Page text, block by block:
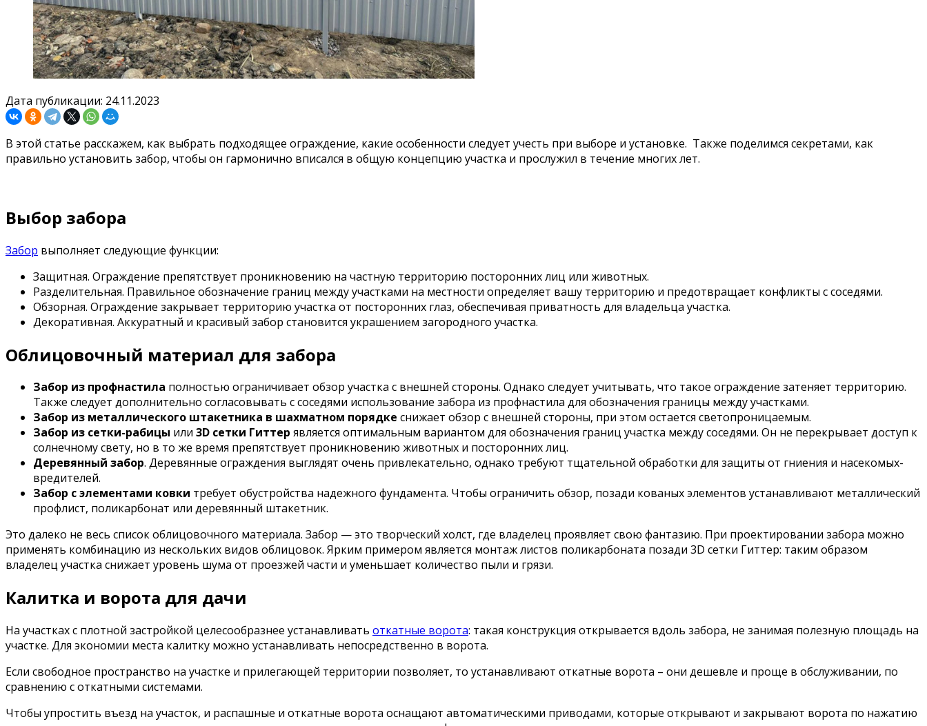
Дата публикации: 24.11.2023
В этой статье расскажем, как выбрать подходящее ограждение, какие особенности следует учесть при выборе и установке. Также поделимся секретами, как
правильно установить забор, чтобы он гармонично вписался в общую концепцию участка и прослужил в течение многих лет.
Выбор забора
Забор выполняет следующие функции:
Защитная. Ограждение препятствует проникновению на частную территорию посторонних лиц или животных.
Разделительная. Правильное обозначение границ между участками на местности определяет вашу территорию и предотвращает конфликты с соседями.
Обзорная. Ограждение закрывает территорию участка от посторонних глаз, обеспечивая приватность для владельца участка.
Декоративная. Аккуратный и красивый забор становится украшением загородного участка.
Облицовочный материал для забора
Забор из профнастила полностью ограничивает обзор участка с внешней стороны. Однако следует учитывать, что такое ограждение затеняет территорию.
Также следует дополнительно согласовывать с соседями использование забора из профнастила для обозначения границы между участками.
Забор из металлического штакетника в шахматном порядке снижает обзор с внешней стороны, при этом остается светопроницаемым.
Забор из сетки-рабицы или 3D сетки Гиттер является оптимальным вариантом для обозначения границ участка между соседями. Он не перекрывает доступ к
солнечному свету, но в то же время препятствует проникновению животных и посторонних лиц.
Деревянный забор. Деревянные ограждения выглядят очень привлекательно, однако требуют тщательной обработки для защиты от гниения и насекомых-
вредителей.
Забор с элементами ковки требует обустройства надежного фундамента. Чтобы ограничить обзор, позади кованых элементов устанавливают металлический
профлист, поликарбонат или деревянный штакетник.
Это далеко не весь список облицовочного материала. Забор — это творческий холст, где владелец проявляет свою фантазию. При проектировании забора можно
применять комбинацию из нескольких видов облицовок. Ярким примером является монтаж листов поликарбоната позади 3D сетки Гиттер: таким образом
владелец участка снижает уровень шума от проезжей части и уменьшает количество пыли и грязи.
Калитка и ворота для дачи
На участках с плотной застройкой целесообразнее устанавливать откатные ворота: такая конструкция открывается вдоль забора, не занимая полезную площадь на
участке. Для экономии места калитку можно устанавливать непосредственно в ворота.
Если свободное пространство на участке и прилегающей территории позволяет, то устанавливают откатные ворота – они дешевле и проще в обслуживании, по
сравнению с откатными системами.
Чтобы упростить въезд на участок, и распашные и откатные ворота оснащают автоматическими приводами, которые открывают и закрывают ворота по нажатию